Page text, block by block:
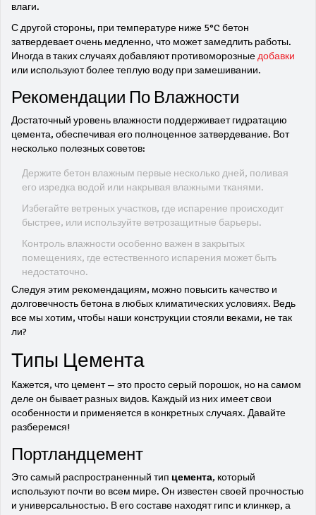
влаги.
С другой стороны, при температуре ниже 5°C бетон
затвердевает очень медленно, что может замедлить работы.
Иногда в таких случаях добавляют противоморозныедобавки
или используют более теплую воду при замешивании.
Рекомендации По Влажности
Достаточный уровень влажности поддерживает гидратацию
цемента, обеспечивая его полноценное затвердевание. Вот
несколько полезных советов:
Держите бетон влажным первые несколько дней, поливая
его изредка водой или накрывая влажными тканями.
Избегайте ветреных участков, где испарение происходит
быстрее, или используйте ветрозащитные барьеры.
Контроль влажности особенно важен в закрытых
помещениях, где естественного испарения может быть
недостаточно.
Следуя этим рекомендациям, можно повысить качество и
долговечность бетона в любых климатических условиях. Ведь
все мы хотим, чтобы наши конструкции стояли веками, не так
ли?
Типы Цемента
Кажется, что цемент — это просто серый порошок, но на самом
деле он бывает разных видов. Каждый из них имеет свои
особенности и применяется в конкретных случаях. Давайте
разберемся!
Портландцемент
Это самый распространенный тип цемента, который
используют почти во всем мире. Он известен своей прочностью
и универсальностью. В его составе находят гипс и клинкер, а